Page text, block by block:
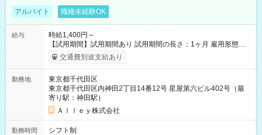
アルバイト 職種未経験OK
給与
時給1,400円～
【試用期間】試用期間あり 試用期間の長さ：1ヶ月 雇用形態、
給与は本採用時と同じです。
交通費別途支給あり
勤務地
東京都千代田区
東京都千代田区内神田2丁目14番12号 星屋第六ビル402号（最
寄り駅：神田駅）
Ａｌｌｅｙ株式会社
勤務時間
シフト制